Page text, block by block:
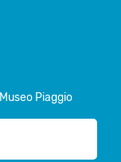
Piaggio